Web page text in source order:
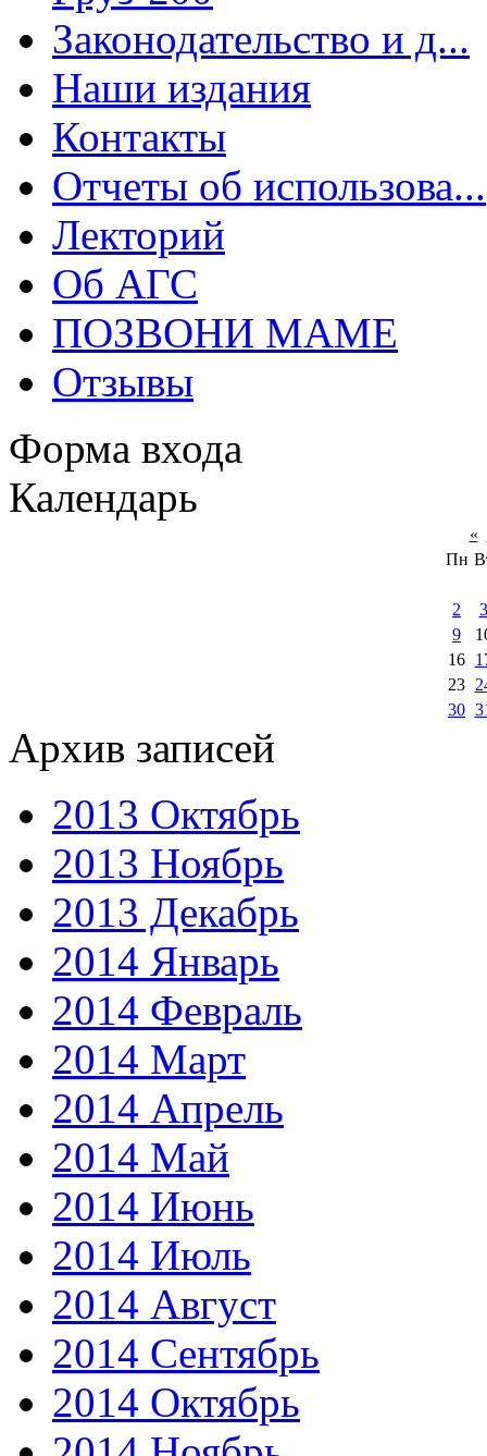
Законодательство и д...
Наши издания
Контакты
Отчеты об использова...
Лекторий
Об АГС
ПОЗВОНИ МАМЕ
Отзывы
Форма входа
Календарь
«
Пн
2
3
9
16
23
30
Архив записей
2013 Октябрь
2013 Ноябрь
2013 Декабрь
2014 Январь
2014 Февраль
2014 Март
2014 Апрель
2014 Май
2014 Июнь
2014 Июль
2014 Август
2014 Сентябрь
2014 Октябрь